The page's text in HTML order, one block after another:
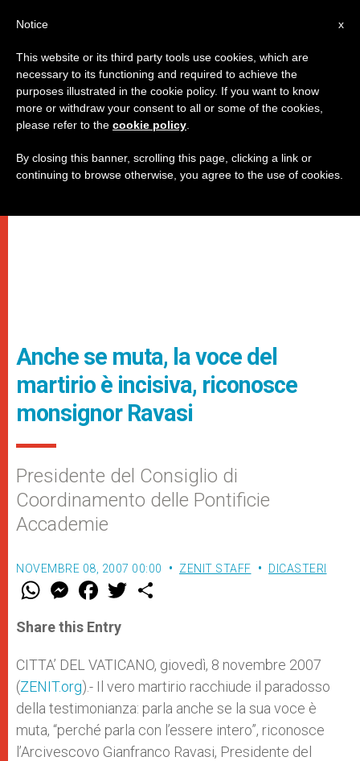
Anche se muta, la voce del
martirio è incisiva, riconosce
monsignor Ravasi
Presidente del Consiglio di
Coordinamento delle Pontificie
Accademie
NOVEMBRE 08, 2007 00:00 ZENIT STAFF DICASTERI
W
t
s
p
p
M
e
s
e
g
e
r
F
a
e
b
o
k
w
r
Share this Entry
CITTA’ DEL VATICANO, giovedì, 8 novembre 2007
(ZENIT.org).- Il vero martirio racchiude il paradosso
della testimonianza: parla anche se la sua voce è
muta, “perché parla con l’essere intero”, riconosce
l’Arcivescovo Gianfranco Ravasi, Presidente del
x
Notice
This website or its third party tools use cookies, which are
necessary to its functioning and required to achieve the
purposes illustrated in the cookie policy. If you want to know
more or withdraw your consent to all or some of the cookies,
please refer to the cookie policy
By closing this banner, scrolling this page, clicking a link or
continuing to browse otherwise, you agree to the use of cookies.